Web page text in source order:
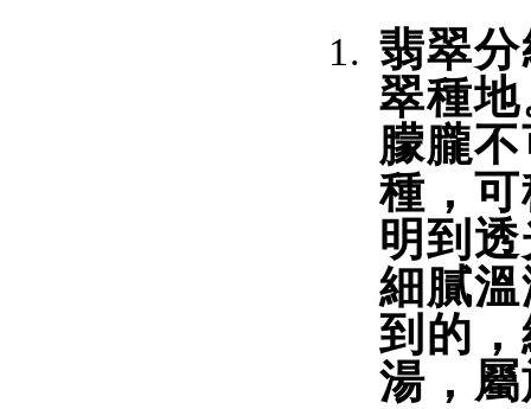
翡翠
翠種
朦朧
種，
明到
細膩
到的
湯，